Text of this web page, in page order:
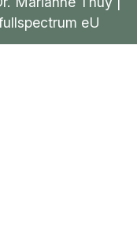
eU